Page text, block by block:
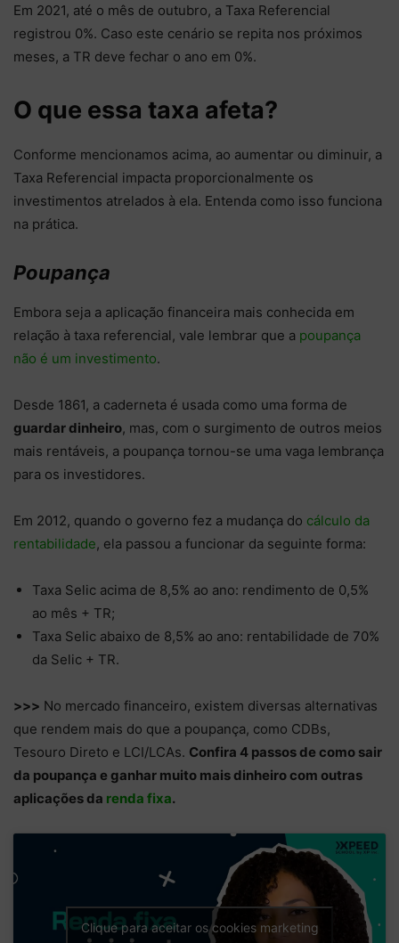
Em 2021, até o mês de outubro, a Taxa Referencial
registrou 0%. Caso este cenário se repita nos próximos
meses, a TR deve fechar o ano em 0%.
O que essa taxa afeta?
Conforme mencionamos acima, ao aumentar ou diminuir, a
Taxa Referencial impacta proporcionalmente os
investimentos atrelados à ela. Entenda como isso funciona
na prática.
Poupança
Embora seja a aplicação financeira mais conhecida em
relação à taxa referencial, vale lembrar que a poupança
não é um investimento.
Desde 1861, a caderneta é usada como uma forma de
guardar dinheiro, mas, com o surgimento de outros meios
mais rentáveis, a poupança tornou-se uma vaga lembrança
para os investidores.
Em 2012, quando o governo fez a mudança do cálculo da
rentabilidade, ela passou a funcionar da seguinte forma:
Taxa Selic acima de 8,5% ao ano: rendimento de 0,5%
ao mês + TR;
Taxa Selic abaixo de 8,5% ao ano: rentabilidade de 70%
da Selic + TR.
>>> No mercado financeiro, existem diversas alternativas
que rendem mais do que a poupança, como CDBs,
Tesouro Direto e LCI/LCAs. Confira 4 passos de como sair
da poupança e ganhar muito mais dinheiro com outras
aplicações da renda fixa.
Clique para aceitar os cookies marketing